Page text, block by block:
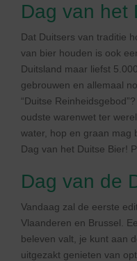
Dag van het
Dat Duitsers van traditie
van bier houden is ook
Duitsland maar liefst
gebrouwen en allemaal
“Duitse
oudste warenwet ter
water, hop en graan mag
Dag van het Duitse Bier!
Dag van de
Vandaag zal de eerste
Vlaanderen en Brussel.
beleven valt, je kunt aan
uitgezakt genieten van